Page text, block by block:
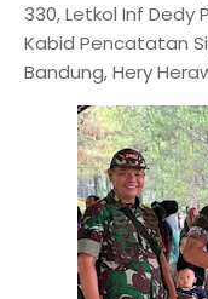
330, Letkol Inf Dedy
Kabid Pencatatan
Bandung, Hery